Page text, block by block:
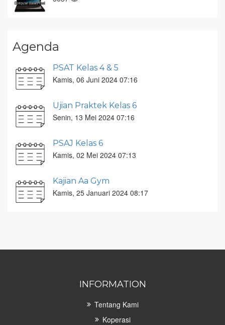
Agenda
PSAT Kelas 4 & 5
Kamis, 06 Juni 2024 07:16
Ujian Praktek Kelas 6
Senin, 13 Mei 2024 07:16
PSAJ Kelas 6
Kamis, 02 Mei 2024 07:13
Kajian Aa Gym
Kamis, 25 Januari 2024 08:17
INFORMATION
Tentang Kami
Koperasi